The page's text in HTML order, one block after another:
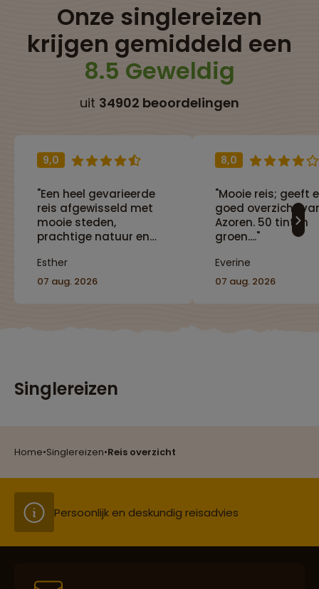
Home•Singlereizen•Reis overzicht
Onze singlereizen
krijgen gemiddeld een
8.5 Geweldig
uit 34902 beoordelingen
9,0
"Een heel gevarieerde
reis afgewisseld met
mooie steden,
prachtige natuur en
Esther
07 aug. 2026
8,0
"Mooie reis; geeft
goed overzicht
Azoren. 50 tinten
groen...."
Everine
07 aug. 2026
Singlereizen
Persoonlijk en deskundig reisadvies
Best beoordeelde reisroutes